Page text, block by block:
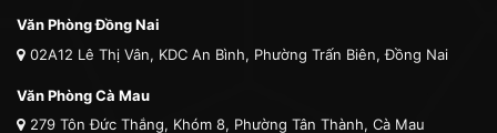
Văn Phòng Đồng Nai
02A12 Lê Thị Vân, KDC An Bình, Phường Trấn Biên, Đồng Nai
Văn Phòng Cà Mau
279 Tôn Đức Thắng, Khóm 8, Phường Tân Thành, Cà Mau